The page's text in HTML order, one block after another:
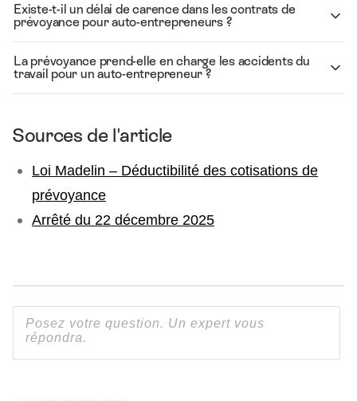
Existe-t-il un délai de carence dans les contrats de
prévoyance pour auto-entrepreneurs ?
La prévoyance prend-elle en charge les accidents du
travail pour un auto-entrepreneur ?
Sources de l'article
Loi Madelin – Déductibilité des cotisations de
prévoyance
Arrêté du 22 décembre 2025